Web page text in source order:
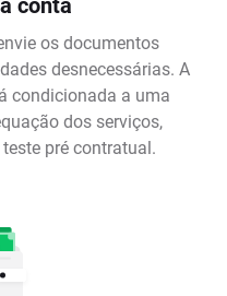
os documentos
desnecessárias. A
condicionada a uma
dos serviços,
pré contratual.